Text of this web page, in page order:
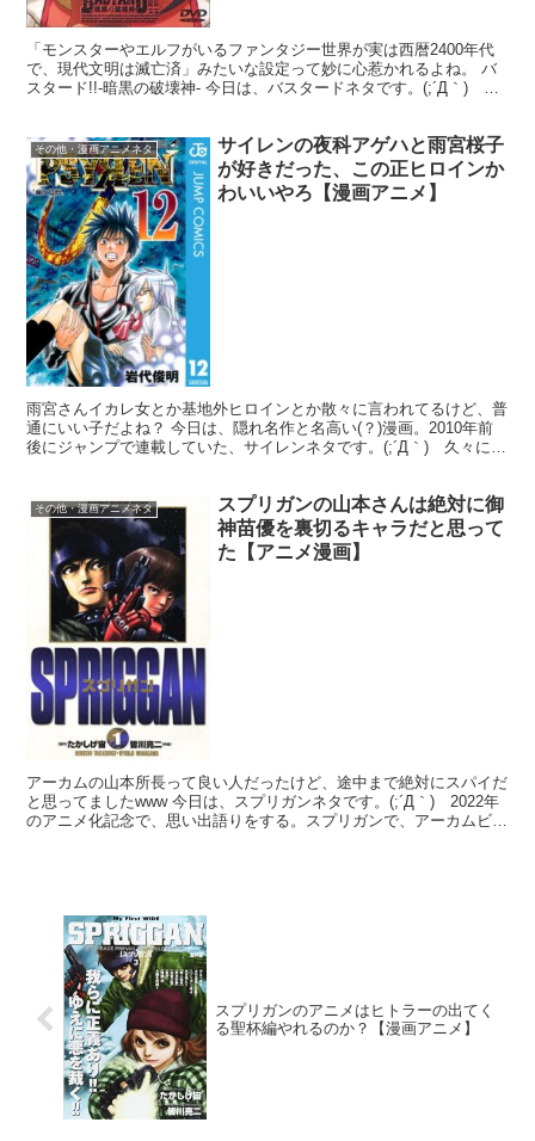
「モンスターやエルフがいるファンタジー世界が実は西暦2400年代
で、現代文明は滅亡済」みたいな設定って妙に心惹かれるよね。 バ
スタード!!-暗黒の破壊神- 今日は、バスタードネタです。(;´Д｀)
その他・漫画アニメネタ
サイレンの夜科アゲハと雨宮桜子
が好きだった、この正ヒロインか
わいいやろ【漫画アニメ】
雨宮さんイカレ女とか基地外ヒロインとか散々に言われてるけど、普
通にいい子だよね？ 今日は、隠れ名作と名高い(？)漫画。2010年前
後にジャンプで連載していた、サイレンネタです。(;´Д｀) 久々に読
その他・漫画アニメネタ
スプリガンの山本さんは絶対に御
神苗優を裏切るキャラだと思って
た【アニメ漫画】
アーカムの山本所長って良い人だったけど、途中まで絶対にスパイだ
と思ってましたwww 今日は、スプリガンネタです。(;´Д｀) 2022年
のアニメ化記念で、思い出語りをする。スプリガンで、アーカムビル
スプリガンのアニメはヒトラーの出てく
る聖杯編やれるのか？【漫画アニメ】